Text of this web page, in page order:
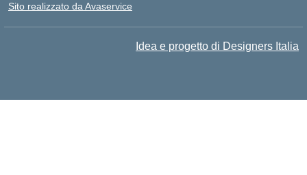
Sito realizzato da Avaservice
Idea e progetto di Designers Italia